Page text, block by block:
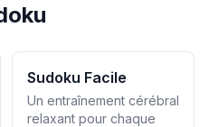
Sudoku Facile
Un entraînement cérébral
relaxant pour chaque